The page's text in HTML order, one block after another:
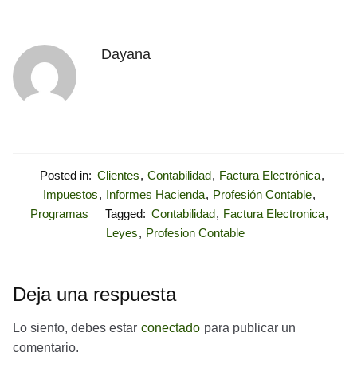
Dayana
Posted in: Clientes, Contabilidad, Factura Electrónica,
Impuestos, Informes Hacienda, Profesión Contable,
Programas
Tagged: Contabilidad, Factura Electronica,
Leyes, Profesion Contable
Deja una respuesta
Lo siento, debes estar conectado para publicar un
comentario.